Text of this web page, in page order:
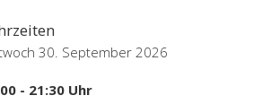
30. September 2026
- 21:30 Uhr